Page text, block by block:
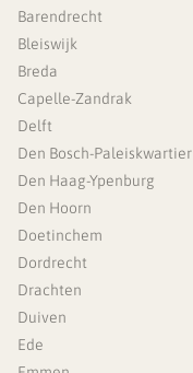
Barendrecht
Bleiswijk
Breda
Capelle-Zandrak
Delft
Den Bosch-Paleiskwartier
Den Haag-Ypenburg
Den Hoorn
Doetinchem
Dordrecht
Drachten
Duiven
Ede